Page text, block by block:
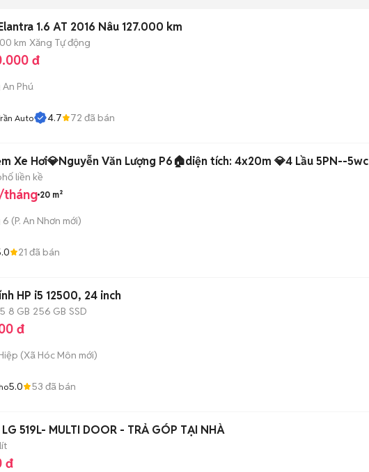
1.6 AT 2016 Nâu 127.000 km
km Xăng Tự động
đ
Phú
Auto 4.7 72 đã bán
Xe Hơi💎Nguyễn Văn Lượng P6🏠diện tích: 4x20m 💎4 Lầu 5PN--5wc
liền kề
20 m²
6 (P. An Nhơn mới)
21 đã bán
HP i5 12500, 24 inch
8 GB 256 GB SSD
đ
(Xã Hóc Môn mới)
5.0 53 đã bán
519L- MULTI DOOR - TRẢ GÓP TẠI NHÀ
đ